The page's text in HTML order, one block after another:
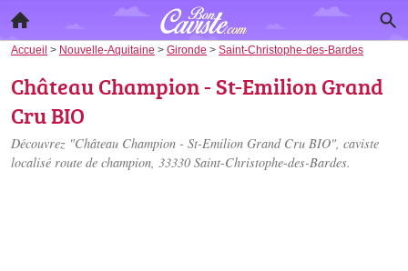
Accueil > Nouvelle-Aquitaine > Gironde > Saint-Christophe-des-Bardes
Château Champion - St-Emilion Grand
Cru BIO
Découvrez "Château Champion - St-Emilion Grand Cru BIO", caviste
localisé route de champion, 33330 Saint-Christophe-des-Bardes.